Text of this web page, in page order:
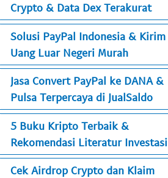
Crypto & Data Dex Terakurat
Solusi PayPal Indonesia & Kirim
Uang Luar Negeri Murah
Jasa Convert PayPal ke DANA &
Pulsa Terpercaya di JualSaldo
5 Buku Kripto Terbaik &
Rekomendasi Literatur Investasi
Cek Airdrop Crypto dan Klaim